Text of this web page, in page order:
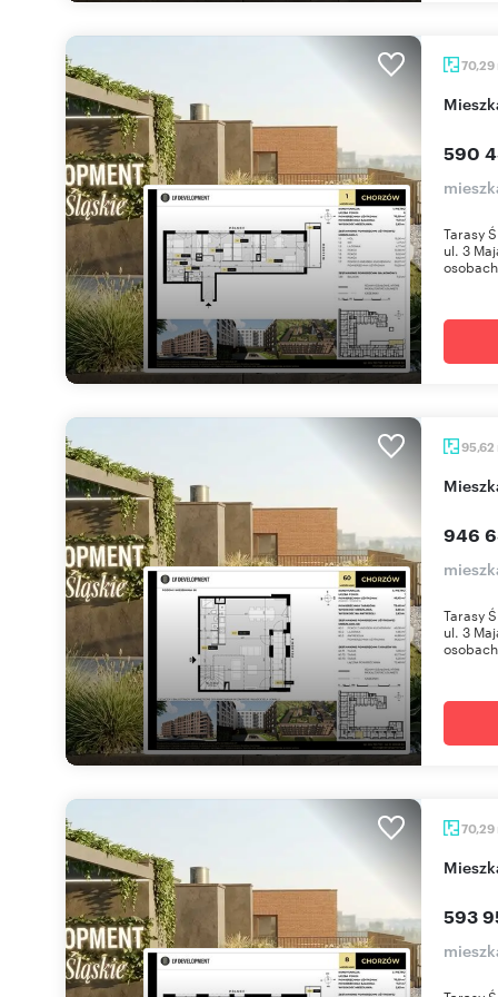
70,29
590
Tarasy
ul. 3
95,62
946
Tarasy
ul. 3
70,29
593